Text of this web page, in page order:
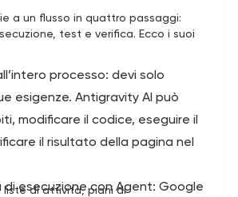
a un flusso in quattro passaggi:
test e verifica. Ecco i suoi
processo: devi solo
esigenze. Antigravity AI può
modificare il codice, eseguire il
il risultato della pagina nel
esecuzione con Agent: Google
liste di attività, piani di